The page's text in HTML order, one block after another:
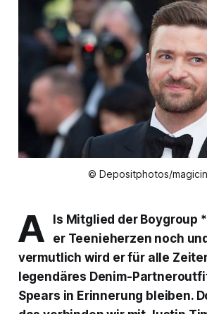
© Depositphotos/
A
ls Mitglied der Boygroup
er Teenieherzen noch
vermutlich wird er für alle
legendäres Denim-
Spears in Erinnerung bleiben.